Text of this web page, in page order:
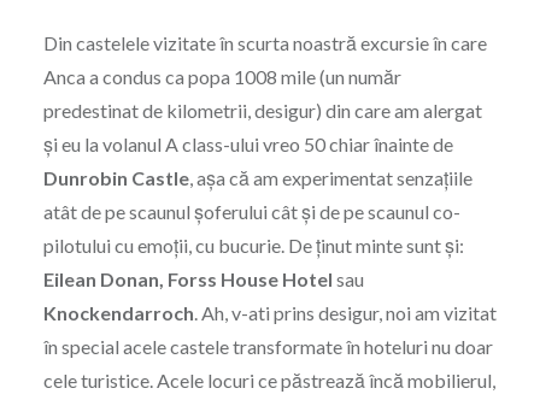
Din castelele vizitate în scurta noastră excursie în care
Anca a condus ca popa 1008 mile (un număr
predestinat de kilometrii, desigur) din care am alergat
și eu la volanul A class-ului vreo 50 chiar înainte de
Dunrobin Castle, așa că am experimentat senzațiile
atât de pe scaunul șoferului cât și de pe scaunul co-
pilotului cu emoții, cu bucurie. De ținut minte sunt și:
Eilean Donan, Forss House Hotel sau
Knockendarroch . Ah, v-ati prins desigur, noi am vizitat
în special acele castele transformate în hoteluri nu doar
cele turistice. Acele locuri ce păstrează încă mobilierul,